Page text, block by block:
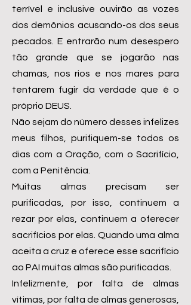
terrível e inclusive ouvirão as vozes
dos demônios acusando-os dos seus
pecados. E entrarão num desespero
tão grande que se jogarão nas
chamas, nos rios e nos mares para
tentarem fugir da verdade que é o
próprio DEUS.
Não sejam do número desses infelizes
meus filhos, purifiquem-se todos os
dias com a Oração, com o Sacrifício,
com a Penitência.
Muitas almas precisam ser
purificadas, por isso, continuem a
rezar por elas, continuem a oferecer
sacrifícios por elas. Quando uma alma
aceita a cruz e oferece esse sacrifício
ao PAI muitas almas são purificadas.
Infelizmente, por falta de almas
vítimas, por falta de almas generosas,